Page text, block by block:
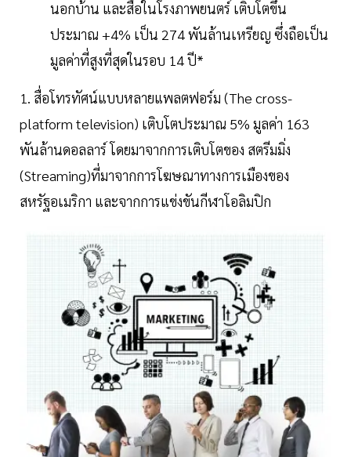
นอกบ้าน และสื่อในโรงภาพยนตร์ เติบโตขึ้น
ประมาณ +4% เป็น 274 พันล้านเหรียญ ซึ่งถือเป็น
มูลค่าที่สูงที่สุดในรอบ 14 ปี*
1. สื่อโทรทัศน์แบบหลายแพลตฟอร์ม (The cross-
platform television) เติบโตประมาณ 5% มูลค่า 163
พันล้านดอลลาร์ โดยมาจากการเติบโตของ สตรีมมิ่ง
(Streaming)ที่มาจากการโฆษณาทางการเมืองของ
สหรัฐอเมริกา และจากการแข่งขันกีฬาโอลิมปิก